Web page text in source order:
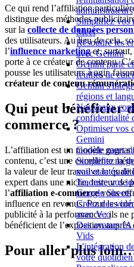
administrateurs
Simplifiez vos
Meet
Résoudre les
avec Gemini
Gemini parle
feuilles de
Gemini
régions et
Nouveaux
confidentialité
Optimiser vos
Gemini
Google meet
Simplifiez la
nouveautés
Traduire vos
Google Sheets
Créez des
avec Veo
Des avatars IA
Vids
L'intégration
votre
Ce qui rend l’affiliation
distingue des méthodes
sur la collecte de données
des utilisateurs. Au lieu de cela,
l’influence marketinget, surtout,
porte à ce créateur de contenu.
pousse les utilisateurs à agir,
créateur de contenu
Qui peut bénéficier
commerce ?
L’affiliation est un modèle
contenu, c’est une excellente
la valeur de leur travail et la
expert dans une niche, testeur de
l’affiliation e-commercevous
influence en revenus. Pour les
publicité à la performance : ils ne
bénéficient de l’exposition auprès
Pour aller plus